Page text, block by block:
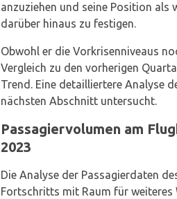
anzuziehen und seine Position als
darüber hinaus zu festigen.
Obwohl er die Vorkrisenniveaus
Vergleich zu den vorherigen
Trend. Eine detailliertere Analyse
nächsten Abschnitt untersucht.
Passagiervolumen am
2023
Die Analyse der Passagierdaten
Fortschritts mit Raum für weiteres